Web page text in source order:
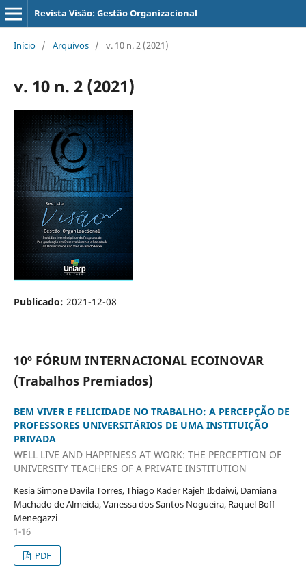
Revista Visão: Gestão Organizacional
Início / Arquivos / v. 10 n. 2 (2021)
v. 10 n. 2 (2021)
Publicado: 2021-12-08
10º FÓRUM INTERNACIONAL ECOINOVAR
(Trabalhos Premiados)
BEM VIVER E FELICIDADE NO TRABALHO: A PERCEPÇÃO DE
PROFESSORES UNIVERSITÁRIOS DE UMA INSTITUIÇÃO
PRIVADA
WELL LIVE AND HAPPINESS AT WORK: THE PERCEPTION OF
UNIVERSITY TEACHERS OF A PRIVATE INSTITUTION
Kesia Simone Davila Torres, Thiago Kader Rajeh Ibdaiwi, Damiana
Machado de Almeida, Vanessa dos Santos Nogueira, Raquel Boff
Menegazzi
1-16
PDF